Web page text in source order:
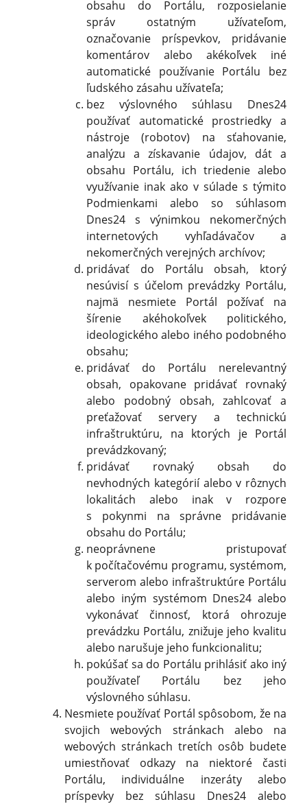
obsahu do Portálu, rozposielanie
správ ostatným užívateľom,
označovanie príspevkov, pridávanie
komentárov alebo akékoľvek iné
automatické používanie Portálu bez
ľudského zásahu užívateľa;
bez výslovného súhlasu Dnes24
používať automatické prostriedky a
nástroje (robotov) na sťahovanie,
analýzu a získavanie údajov, dát a
obsahu Portálu, ich triedenie alebo
využívanie inak ako v súlade s týmito
Podmienkami alebo so súhlasom
Dnes24 s výnimkou nekomerčných
internetových vyhľadávačov a
nekomerčných verejných archívov;
pridávať do Portálu obsah, ktorý
nesúvisí s účelom prevádzky Portálu,
najmä nesmiete Portál požívať na
šírenie akéhokoľvek politického,
ideologického alebo iného podobného
obsahu;
pridávať do Portálu nerelevantný
obsah, opakovane pridávať rovnaký
alebo podobný obsah, zahlcovať a
preťažovať servery a technickú
infraštruktúru, na ktorých je Portál
prevádzkovaný;
pridávať rovnaký obsah do
nevhodných kategórií alebo v rôznych
lokalitách alebo inak v rozpore
s pokynmi na správne pridávanie
obsahu do Portálu;
neoprávnene pristupovať
k počítačovému programu, systémom,
serverom alebo infraštruktúre Portálu
alebo iným systémom Dnes24 alebo
vykonávať činnosť, ktorá ohrozuje
prevádzku Portálu, znižuje jeho kvalitu
alebo narušuje jeho funkcionalitu;
pokúšať sa do Portálu prihlásiť ako iný
používateľ Portálu bez jeho
výslovného súhlasu.
Nesmiete používať Portál spôsobom, že na
svojich webových stránkach alebo na
webových stránkach tretích osôb budete
umiestňovať odkazy na niektoré časti
Portálu, individuálne inzeráty alebo
príspevky bez súhlasu Dnes24 alebo